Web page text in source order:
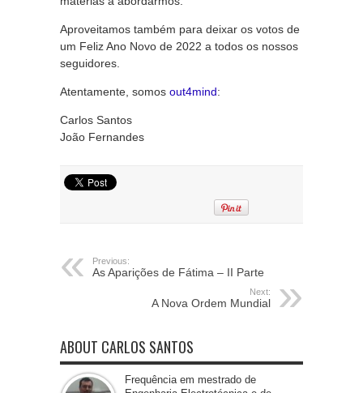
Aproveitamos também para deixar os votos de
um Feliz Ano Novo de 2022 a todos os nossos
seguidores.
Atentamente, somos out4mind:
Carlos Santos
João Fernandes
Previous:
As Aparições de Fátima – II Parte
Next:
A Nova Ordem Mundial
ABOUT CARLOS SANTOS
Frequência em mestrado de